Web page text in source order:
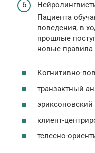
Пациента
поведения, в
прошлые
новые правила
Когнитивно-
транзактный
эриксоновский
клиент-
телесно-